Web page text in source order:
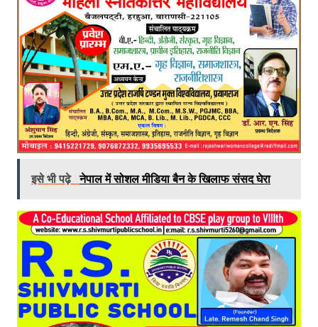
इसे भी पढ़े नेपाल में सोशल मीडिया बैन के खिलाफ संसद घेरा